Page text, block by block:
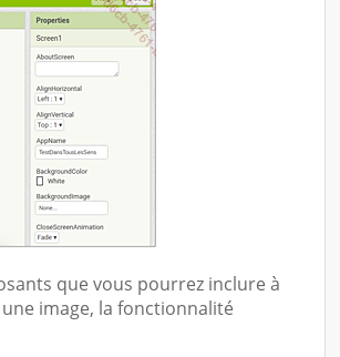
que vous pourrez inclure à
image, la fonctionnalité